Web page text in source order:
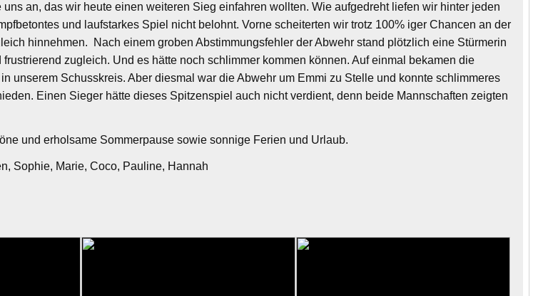
an, das wir heute einen weiteren Sieg einfahren wollten. Wie aufgedreht liefen wir hinter jeden
und laufstarkes Spiel nicht belohnt. Vorne scheiterten wir trotz 100% iger Chancen an der
hinnehmen. Nach einem groben Abstimmungsfehler der Abwehr stand plötzlich eine Stürmerin
zugleich. Und es hätte noch schlimmer kommen können. Auf einmal bekamen die
unserem Schusskreis. Aber diesmal war die Abwehr um Emmi zu Stelle und konnte schlimmeres
Einen Sieger hätte dieses Spitzenspiel auch nicht verdient, denn beide Mannschaften zeigten
und erholsame Sommerpause sowie sonnige Ferien und Urlaub.
Sophie, Marie, Coco, Pauline, Hannah